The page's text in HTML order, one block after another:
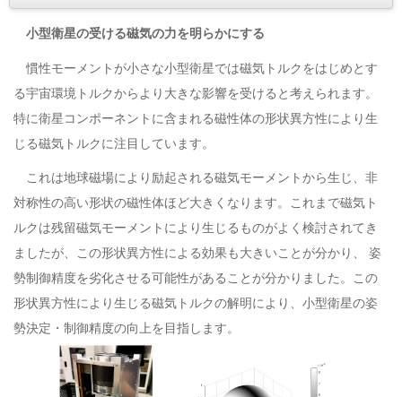
小型衛星の受ける磁気の力を明らかにする
慣性モーメントが小さな小型衛星では磁気トルクをはじめとす
る宇宙環境トルクからより大きな影響を受けると考えられます。
特に衛星コンポーネントに含まれる磁性体の形状異方性により生
じる磁気トルクに注目しています。
これは地球磁場により励起される磁気モーメントから生じ、非
対称性の高い形状の磁性体ほど大きくなります。これまで磁気ト
ルクは残留磁気モーメントにより生じるものがよく検討されてき
ましたが、この形状異方性による効果も大きいことが分かり、 姿
勢制御精度を劣化させる可能性があることが分かりました。この
形状異方性により生じる磁気トルクの解明により、小型衛星の姿
勢決定・制御精度の向上を目指します。